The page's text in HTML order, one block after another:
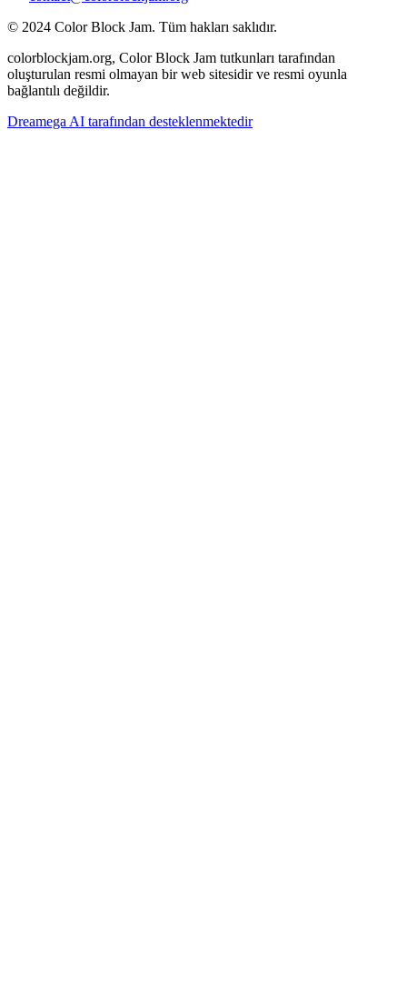
© 2024 Color Block Jam. Tüm hakları saklıdır.
colorblockjam.org, Color Block Jam tutkunları tarafından
oluşturulan resmi olmayan bir web sitesidir ve resmi oyunla
bağlantılı değildir.
Dreamega AI tarafından desteklenmektedir